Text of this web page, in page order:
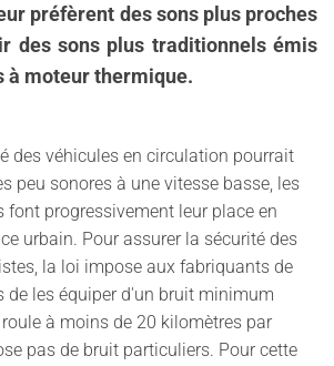
préfèrent des sons plus proches
des sons plus traditionnels émis
à moteur thermique.
des véhicules en circulation pourrait
peu sonores à une vitesse basse, les
font progressivement leur place en
urbain. Pour assurer la sécurité des
la loi impose aux fabriquants de
de les équiper d'un bruit minimum
à moins de 20 kilomètres par
pas de bruit particuliers. Pour cette